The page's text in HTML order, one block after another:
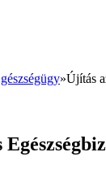
»Újítás